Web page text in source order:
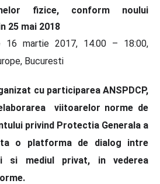
fizice, conform noului
25 mai 2018
16 martie 2017, 14.00 – 18:00,
Bucuresti
cu participarea ANSPDCP,
viitoarelor norme de
privind Protectia Generala a
o platforma de dialog intre
si mediul privat, in vederea